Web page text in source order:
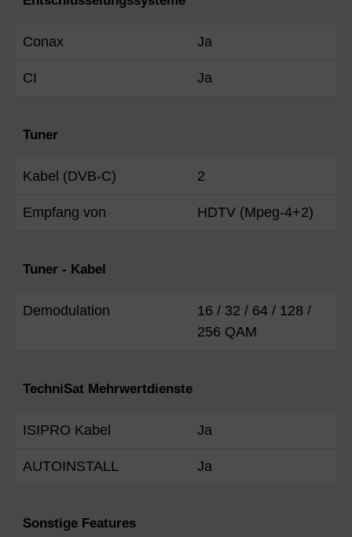
Conax Ja
CI Ja
Tuner
Kabel (DVB-C) 2
Empfang von HDTV (Mpeg-4+2)
Tuner - Kabel
Demodulation
16 / 32 / 64 / 128 /
256 QAM
TechniSat Mehrwertdienste
ISIPRO Kabel Ja
AUTOINSTALL Ja
Sonstige Features